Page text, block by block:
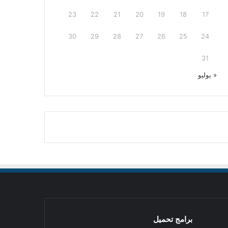
17
18
19
20
21
22
23
24
25
26
27
28
29
30
31
« يوليو
برامج تحميل